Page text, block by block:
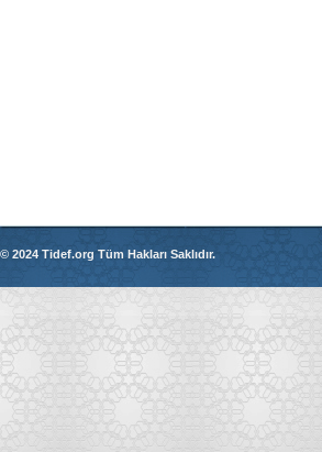
© 2024 Tidef.org Tüm Hakları Saklıdır.